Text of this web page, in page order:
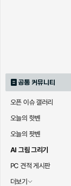
공통 커뮤니티
오픈 이슈 갤러리
오늘의 핫벤
오늘의 팟벤
AI 그림 그리기
PC 견적 게시판
더보기